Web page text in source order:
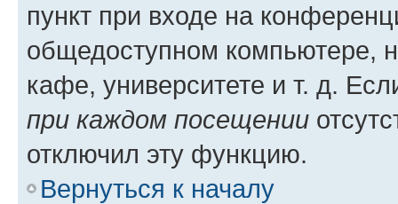
пункт при входе на
общедоступном компьютере,
кафе, университете и т. д.
при каждом посещении
отключил эту функцию.
Вернуться к началу